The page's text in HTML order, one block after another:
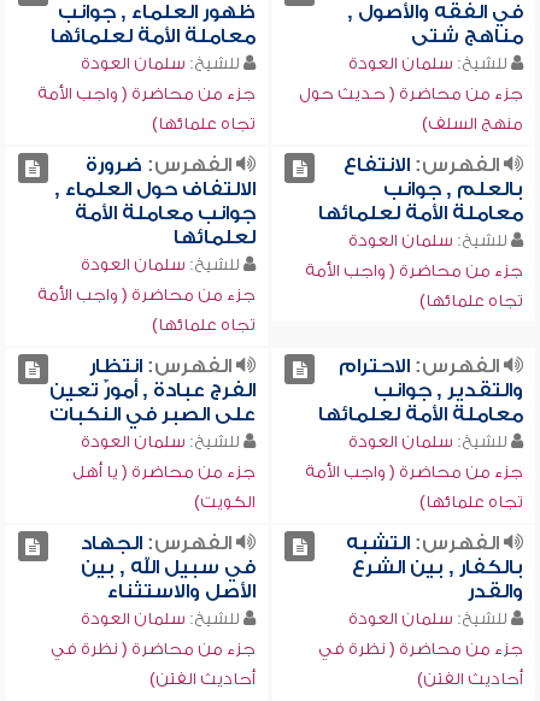
في الفقه والأصول ,
مناهج شتى
للشيخ: سلمان العودة
جزء من محاضرة ( حديث حول
منهج السلف)
ظهور العلماء , جوانب
معاملة الأمة لعلمائها
للشيخ: سلمان العودة
جزء من محاضرة ( واجب الأمة
تجاه علمائها)
الفهرس:الانتفاع
بالعلم , جوانب
معاملة الأمة لعلمائها
للشيخ: سلمان العودة
جزء من محاضرة ( واجب الأمة
تجاه علمائها)
الفهرس: ضرورة
الالتفاف حول العلماء ,
جوانب معاملة الأمة
لعلمائها
للشيخ: سلمان العودة
جزء من محاضرة ( واجب الأمة
تجاه علمائها)
الفهرس:الاحترام
والتقدير , جوانب
معاملة الأمة لعلمائها
للشيخ: سلمان العودة
جزء من محاضرة ( واجب الأمة
تجاه علمائها)
الفهرس:انتظار
الفرج عبادة , أمورٌ تعين
على الصبر في النكبات
للشيخ: سلمان العودة
جزء من محاضرة ( يا أهل
الكويت)
الفهرس:التشبه
بالكفار , بين الشرع
والقدر
للشيخ: سلمان العودة
جزء من محاضرة ( نظرة في
أحاديث الفتن)
الفهرس:الجهاد
في سبيل الله , بين
الأصل والاستثناء
للشيخ: سلمان العودة
جزء من محاضرة ( نظرة في
أحاديث الفتن)